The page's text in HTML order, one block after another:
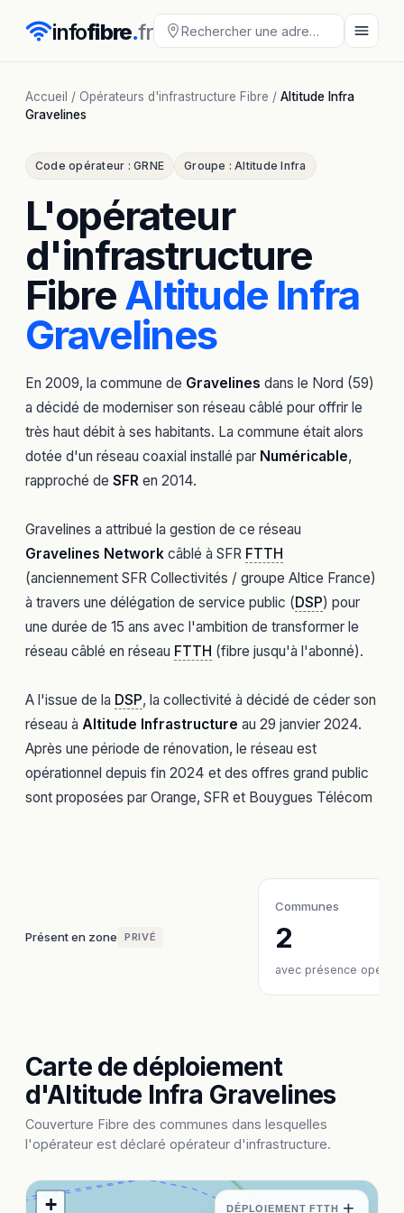
infofibre.fr
Accueil / Opérateurs d'infrastructure Fibre / Altitude Infra
Gravelines
Code opérateur : GRNE Groupe : Altitude Infra
L'opérateur
d'infrastructure
FibreAltitude Infra
Gravelines
En 2009, la commune de Gravelines dans le Nord (59)
a décidé de moderniser son réseau câblé pour offrir le
très haut débit à ses habitants. La commune était alors
dotée d'un réseau coaxial installé par Numéricable,
rapproché de SFR en 2014.
Gravelines a attribué la gestion de ce réseau
Gravelines Network câblé à SFR FTTH
(anciennement SFR Collectivités / groupe Altice France)
à travers une délégation de service public (DSP) pour
une durée de 15 ans avec l'ambition de transformer le
réseau câblé en réseau FTTH (fibre jusqu'à l'abonné).
A l'issue de la DSP, la collectivité à décidé de céder son
réseau à Altitude Infrastructure au 29 janvier 2024.
Après une période de rénovation, le réseau est
opérationnel depuis fin 2024 et des offres grand public
sont proposées par Orange, SFR et Bouygues Télécom
Présent en zone PRIVÉ
Communes
2
avec présence
Carte de déploiement
d'Altitude Infra Gravelines
Couverture Fibre des communes dans lesquelles
l'opérateur est déclaré opérateur d'infrastructure.
+ DÉPLOIEMENT FTTH +